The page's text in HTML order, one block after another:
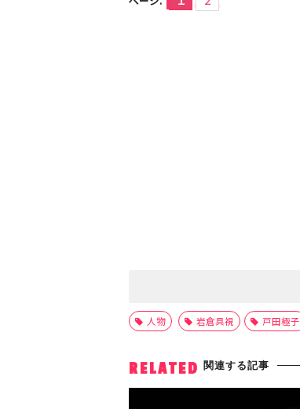
人物 岩倉具視 戸田極子
RELATED 関連する記事